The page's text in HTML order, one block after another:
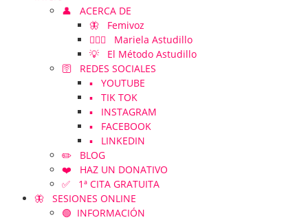
👤 ACERCA DE
🦋 Femivoz
👱🏻‍♀️ Mariela Astudillo
💡 El Método Astudillo
🛜 REDES SOCIALES
▪️ YOUTUBE
▪️ TIK TOK
▪️ INSTAGRAM
▪️ FACEBOOK
▪️ LINKEDIN
✏️ BLOG
❤️ HAZ UN DONATIVO
✅ 1ª CITA GRATUITA
🦋 SESIONES ONLINE
🟢 INFORMACIÓN